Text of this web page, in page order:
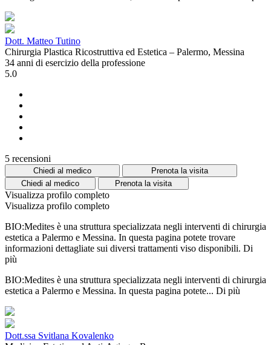
Dott. Matteo Tutino
Chirurgia Plastica Ricostruttiva ed Estetica – Palermo, Messina
34 anni di esercizio della professione
5.0
5 recensioni
Chiedi al medico
Prenota la visita
Chiedi al medico
Prenota la visita
Visualizza profilo completo
Visualizza profilo completo
BIO:Medites è una struttura specializzata negli interventi di chirurgia
estetica a Palermo e Messina. In questa pagina potete trovare
informazioni dettagliate sui diversi trattamenti viso disponibili. Di
più
BIO:Medites è una struttura specializzata negli interventi di chirurgia
estetica a Palermo e Messina. In questa pagina potete... Di più
Dott.ssa Svitlana Kovalenko